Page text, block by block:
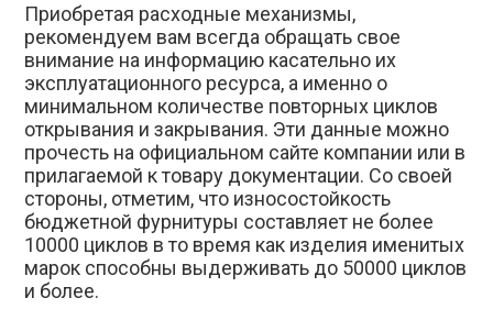
Приобретая расходные механизмы,
рекомендуем вам всегда обращать свое
внимание на информацию касательно их
эксплуатационного ресурса, а именно о
минимальном количестве повторных циклов
открывания и закрывания. Эти данные можно
прочесть на официальном сайте компании или в
прилагаемой к товару документации. Со своей
стороны, отметим, что износостойкость
бюджетной фурнитуры составляет не более
10000 циклов в то время как изделия именитых
марок способны выдерживать до 50000 циклов
и более.